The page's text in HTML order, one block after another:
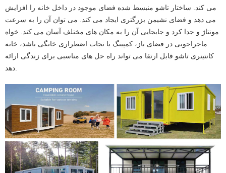
می کند. ساختار تاشو منبسط شده فضای موجود در داخل خانه را افزایش
می دهد و فضای نشیمن بزرگتری ایجاد می کند. می توان آن را به سرعت
مونتاژ و جدا کرد و جابجایی آن را به مکان های مختلف آسان می کند. خواه
ماجراجویی در فضای باز، کمپینگ یا نجات اضطراری خانگی باشد، خانه
کانتینری تاشو قابل ارتقا می تواند راه حل های مناسبی برای زندگی ارائه